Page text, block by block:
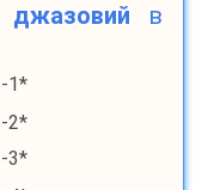
джазовий в
-1*
-2*
-3*